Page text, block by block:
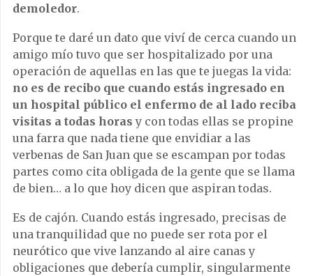
demoledor.
Porque te daré un dato que viví de cerca cuando un
amigo mío tuvo que ser hospitalizado por una
operación de aquellas en las que te juegas la vida:
no es de recibo que cuando estás ingresado en
un hospital público el enfermo de al lado reciba
visitas a todas horas y con todas ellas se propine
una farra que nada tiene que envidiar a las
verbenas de San Juan que se escampan por todas
partes como cita obligada de la gente que se llama
de bien… a lo que hoy dicen que aspiran todas.
Es de cajón. Cuando estás ingresado, precisas de
una tranquilidad que no puede ser rota por el
neurótico que vive lanzando al aire canas y
obligaciones que debería cumplir, singularmente